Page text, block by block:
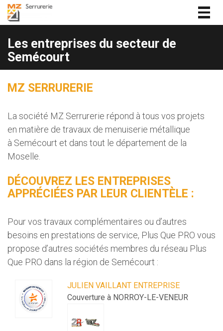
Les entreprises du secteur de
Semécourt
MZ SERRURERIE
La société MZ Serrurerie répond à tous vos projets
en matière de travaux de menuiserie métallique
à Semécourt et dans tout le département de la
Moselle.
DÉCOUVREZ LES ENTREPRISES
APPRÉCIÉES PAR LEUR CLIENTÈLE :
Pour vos travaux complémentaires ou d’autres
besoins en prestations de service, Plus Que PRO vous
propose d’autres sociétés membres du réseau Plus
Que PRO dans la région de Semécourt :
JULIEN VAILLANT ENTREPRISE
Couverture à NORROY-LE-VENEUR